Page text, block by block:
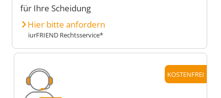
für Ihre Scheidung
Hier bitte anfordern
iurFRIEND Rechtsservice*
KOSTENFREI